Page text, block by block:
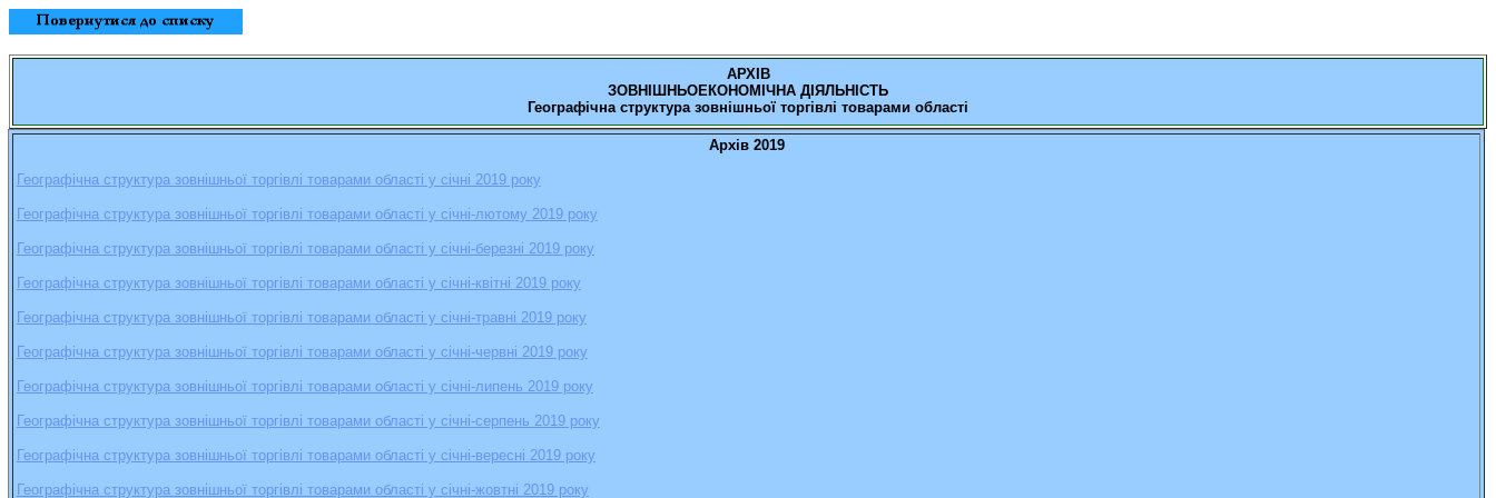
АРХІВ
ЗОВНІШНЬОЕКОНОМІЧНА ДІЯЛЬНІСТЬ
Географічна структура зовнішньої торгівлі товарами області
Архів 2019
Географічна структура зовнішньої торгівлі товарами області у січні 2019 року
Географічна структура зовнішньої торгівлі товарами області у січні-лютому 2019 року
Географічна структура зовнішньої торгівлі товарами області у січні-березні 2019 року
Географічна структура зовнішньої торгівлі товарами області у січні-квітні 2019 року
Географічна структура зовнішньої торгівлі товарами області у січні-травні 2019 року
Географічна структура зовнішньої торгівлі товарами області у січні-червні 2019 року
Географічна структура зовнішньої торгівлі товарами області у січні-липень 2019 року
Географічна структура зовнішньої торгівлі товарами області у січні-серпень 2019 року
Географічна структура зовнішньої торгівлі товарами області у січні-вересні 2019 року
Географічна структура зовнішньої торгівлі товарами області у січні-жовтні 2019 року